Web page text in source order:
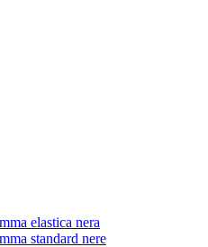
elastica nera
standard nere